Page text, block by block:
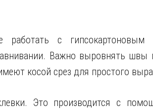
с гипсокартоновым
Важно выровнять швы
косой срез для простого
Это производится с